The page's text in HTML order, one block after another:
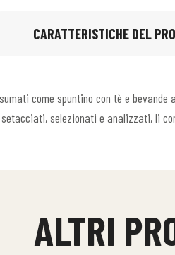
CARATTERISTICHE DEL
come spuntino con tè e
selezionati e analizzati, li
ALTRI